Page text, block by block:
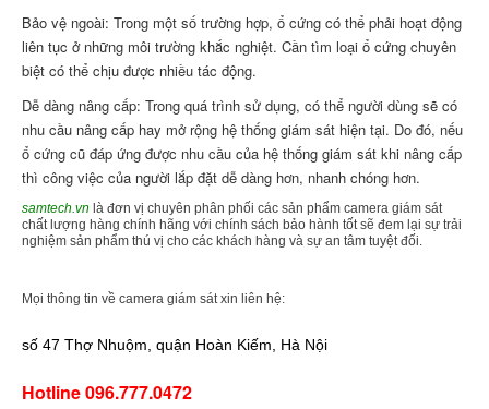
Bảo vệ ngoài: Trong một số trường hợp, ổ cứng có thể phải hoạt động
liên tục ở những môi trường khắc nghiệt. Cần tìm loại ổ cứng chuyên
biệt có thể chịu được nhiều tác động.
Dễ dàng nâng cấp: Trong quá trình sử dụng, có thể người dùng sẽ có
nhu cầu nâng cấp hay mở rộng hệ thống giám sát hiện tại. Do đó, nếu
ổ cứng cũ đáp ứng được nhu cầu của hệ thống giám sát khi nâng cấp
thì công việc của người lắp đặt dễ dàng hơn, nhanh chóng hơn.
samtech.vn là đơn vị chuyên phân phối các sản phẩm camera giám sát
chất lượng hàng chính hãng với chính sách bảo hành tốt sẽ đem lại sự trải
nghiệm sản phẩm thú vị cho các khách hàng và sự an tâm tuyệt đối.
Mọi thông tin về camera giám sát xin liên hệ:
số 47 Thợ Nhuộm, quận Hoàn Kiếm, Hà Nội
Hotline 096.777.0472